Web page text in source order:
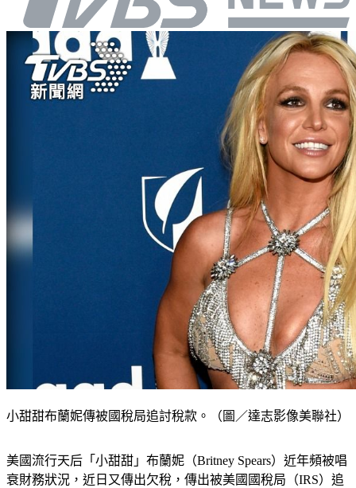
小甜甜布蘭妮傳被國稅局追討稅款。（圖／達志影像美聯社）
美國流行天后「小甜甜」布蘭妮（Britney Spears）近年頻被唱
衰財務狀況，近日又傳出欠稅，傳出被美國國稅局（IRS）追